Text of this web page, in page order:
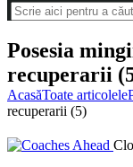
Posesia
recuperarii
AcasăToate articolele
recuperarii (5)